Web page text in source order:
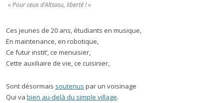
« Pour ceux d’Altsasu, liberté ! »
Ces jeunes de 20 ans, étudiants en musique,
En maintenance, en robotique,
Ce futur instit’, ce menuisier,
Cette auxiliaire de vie, ce cuisinier,
Sont désormais soutenus par un voisinage
Qui va bien au-delà du simple village.